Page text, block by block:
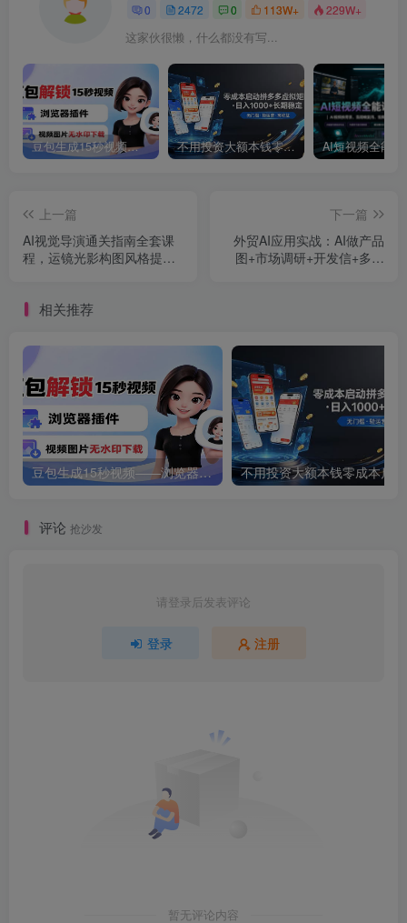
0 2472 0 113W+ 229W+
这家伙很懒，什么都没有写...
豆包生成15秒视频——浏览器插件：豆包/Dola 视频图片无水印下载 + 解锁15秒视频生成 不用投资大额本钱零成本启动，做拼多多虚拟矩阵，长期稳定！轻松维持日入 1000
上一篇
AI视觉导演通关指南全套课
程，运镜光影构图风格提示
下一篇
外贸AI应用实战：AI做产品
图+市场调研+开发信+多语
相关推荐
豆包生成15秒视频——浏览器插件：豆包/Dola 视频图片无水印下载 + 解锁15秒视频生成
评论 抢沙发
请登录后发表评论
登录 注册
暂无评论内容